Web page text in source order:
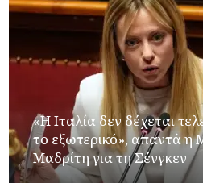
«Η Ιταλία δεν δέχεται
το εξωτερικό», απαντά η
Μαδρίτη για τη Σένγκεν